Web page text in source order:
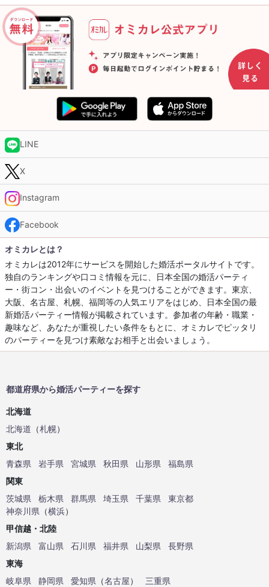
LINE
X
Instagram
Facebook
オミカレとは？
オミカレは2012年にサービスを開始した婚活ポータルサイトです。
独自のランキングや口コミ情報を元に、日本全国の婚活パーティ
ー・街コン・出会いのイベントを見つけることができます。東京、
大阪、名古屋、札幌、福岡等の人気エリアをはじめ、日本全国の最
新婚活パーティー情報が掲載されています。参加者の年齢・職業・
趣味など、あなたが重視したい条件をもとに、オミカレでピッタリ
のパーティーを見つけ素敵なお相手と出会いましょう。
都道府県から婚活パーティーを探す
北海道
北海道 （札幌）
東北
青森県
岩手県 宮城県 秋田県 山形県
福島県
関東
茨城県
栃木県 群馬県 埼玉県 千葉県
東京都
神奈川県 （横浜）
甲信越・北陸
新潟県
富山県 石川県 福井県 山梨県
長野県
東海
岐阜県
静岡県 愛知県 （名古屋）
三重県